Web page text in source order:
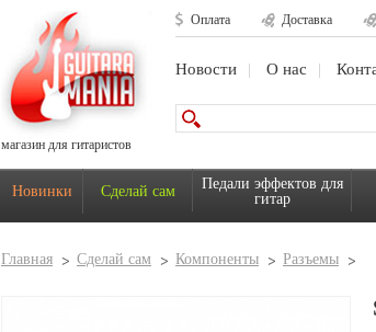
магазин для гитаристов
Оплата Доставка
Новости О нас
Новинки Сделай сам
Педали эффектов для
гитар
Главная Сделай сам Компоненты Разъемы